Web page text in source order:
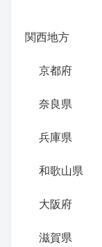
関西地方
京都府
奈良県
兵庫県
和歌山県
大阪府
滋賀県